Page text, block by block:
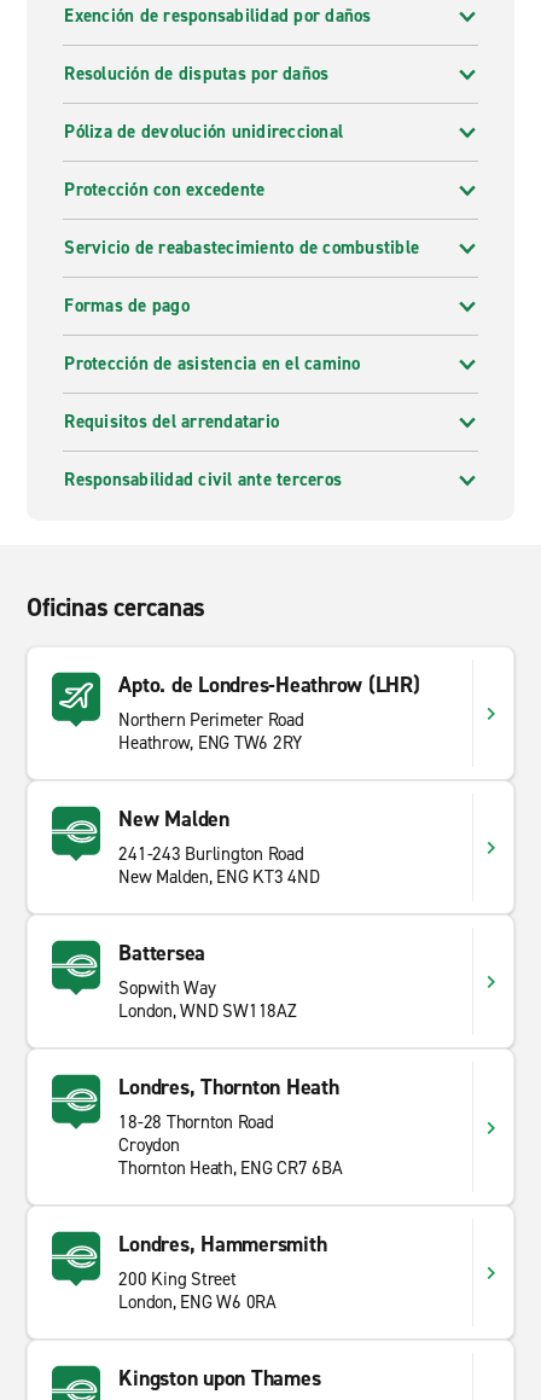
Exención de responsabilidad por daños
Resolución de disputas por daños
Póliza de devolución unidireccional
Protección con excedente
Servicio de reabastecimiento de combustible
Formas de pago
Protección de asistencia en el camino
Requisitos del arrendatario
Responsabilidad civil ante terceros
Oficinas cercanas
Apto. de Londres-Heathrow (LHR)
Northern Perimeter Road
Heathrow, ENG TW6 2RY
New Malden
241-243 Burlington Road
New Malden, ENG KT3 4ND
Battersea
Sopwith Way
London, WND SW118AZ
Londres, Thornton Heath
18-28 Thornton Road
Croydon
Thornton Heath, ENG CR7 6BA
Londres, Hammersmith
200 King Street
London, ENG W6 0RA
Kingston upon Thames